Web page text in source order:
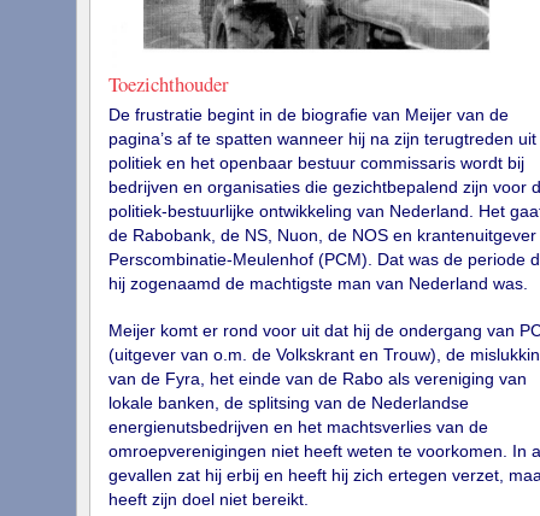
Toezichthouder
De frustratie begint in de biografie van Meijer van de
pagina’s af te spatten wanneer hij na zijn terugtreden uit
politiek en het openbaar bestuur commissaris wordt bij
bedrijven en organisaties die gezichtbepalend zijn voor
politiek-bestuurlijke ontwikkeling van Nederland. Het
de Rabobank, de NS, Nuon, de NOS en krantenuitgever
Perscombinatie-Meulenhof (PCM). Dat was de periode
hij zogenaamd de machtigste man van Nederland was.
Meijer komt er rond voor uit dat hij de ondergang van
(uitgever van o.m. de Volkskrant en Trouw), de
van de Fyra, het einde van de Rabo als vereniging van
lokale banken, de splitsing van de Nederlandse
energienutsbedrijven en het machtsverlies van de
omroepverenigingen niet heeft weten te voorkomen. In
gevallen zat hij erbij en heeft hij zich ertegen verzet,
heeft zijn doel niet bereikt.